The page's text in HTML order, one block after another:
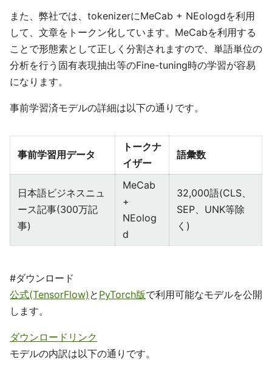
また、弊社では、tokenizerにMeCab + NEologdを利用
して、文章をトークン化しています。MeCabを利用する
ことで形態素として正しく分割されますので、単語単位の
分析を行う固有表現抽出等のFine-tuning時の学習が容易
になります。
事前学習済モデルの詳細は以下の通りです。
事前学習用データ
トークナ
イザー
語彙数
日本語ビジネスニュ
ース記事(300万記
事)
MeCab
+
NEolog
d
32,000語(CLS、
SEP、UNK等除
く)
#ダウンロード
公式(TensorFlow) と PyTorch版で利用可能なモデルを公開
します。
ダウンロードリンク
モデルの内訳は以下の通りです。